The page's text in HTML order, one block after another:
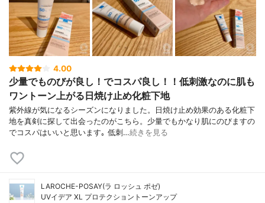
4.00
少量でものびが良し！でコスパ良し！！低刺激なのに肌も
ワントーン上がる日焼け止め化粧下地
紫外線が気になるシーズンになりました。日焼け止め効果のある化粧下
地を真剣に探して出会ったのがこちら。少量でもかなり肌にのびますの
でコスパはいいと思います｡ 低刺…続きを見る
LAROCHE-POSAY(ラ ロッシュ ポゼ)
UVイデア XL プロテクショントーンアップ